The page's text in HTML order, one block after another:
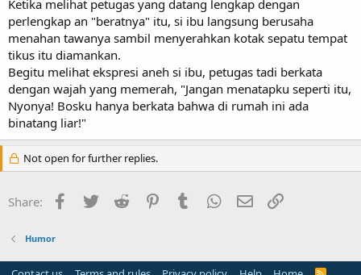
Ketika melihat petugas yang datang lengkap dengan
perlengkap an "beratnya" itu, si ibu langsung berusaha
menahan tawanya sambil menyerahkan kotak sepatu tempat
tikus itu diamankan.
Begitu melihat ekspresi aneh si ibu, petugas tadi berkata
dengan wajah yang memerah, "Jangan menatapku seperti itu,
Nyonya! Bosku hanya berkata bahwa di rumah ini ada
binatang liar!"
Not open for further replies.
Share: Facebook
Twitter Reddit PinterestTumblr WhatsApp
Email
Humor
R